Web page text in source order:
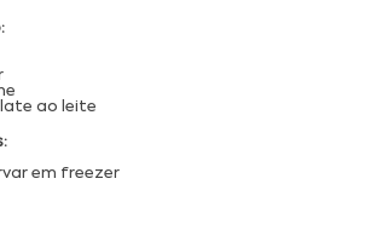
ao leite
em freezer